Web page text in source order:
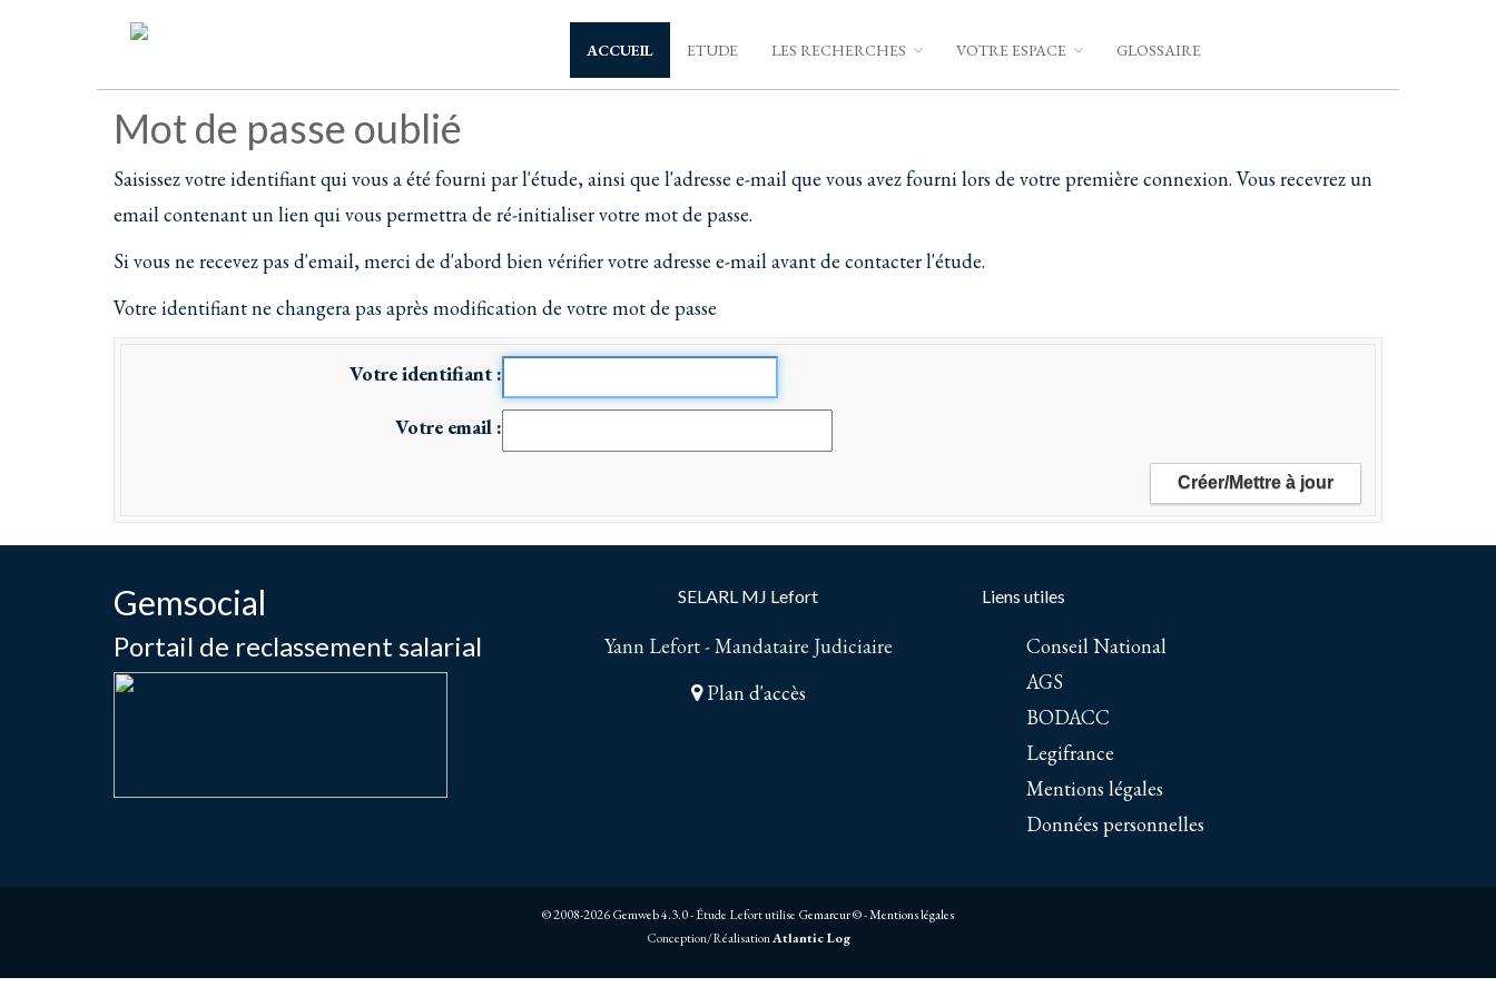
ACCUEIL ETUDE LES RECHERCHES VOTRE ESPACE GLOSSAIRE
Mot de passe oublié
Saisissez votre identifiant qui vous a été fourni par l'étude, ainsi que l'adresse e-mail que vous avez fourni lors de votre première connexion. Vous recevrez un
email contenant un lien qui vous permettra de ré-initialiser votre mot de passe.
Si vous ne recevez pas d'email, merci de d'abord bien vérifier votre adresse e-mail avant de contacter l'étude.
Votre identifiant ne changera pas après modification de votre mot de passe
Votre identifiant
Votre email
Gemsocial
Portail de reclassement salarial
SELARL MJ Lefort
Yann Lefort - Mandataire Judiciaire
Plan d'accès
Liens utiles
Conseil National
AGS
BODACC
Legifrance
Mentions légales
Données personnelles
© 2008-2026 Gemweb 4.3.0- Étude Lefort utilise Gemarcur ©-Mentions légales
Conception/RéalisationAtlantic Log